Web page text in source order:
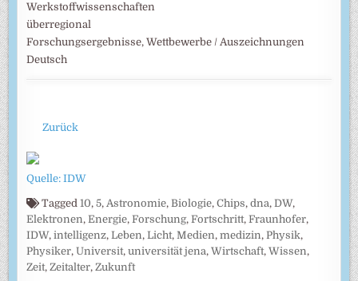
Werkstoffwissenschaften
überregional
Forschungsergebnisse, Wettbewerbe / Auszeichnungen
Deutsch
Zurück
Quelle: IDW
Tagged10,5,Astronomie,Biologie,Chips,dna,DW,
Elektronen,Energie,Forschung,Fortschritt,Fraunhofer,
IDW,intelligenz,Leben,Licht,Medien,medizin,Physik,
Physiker,Universit,universität jena,Wirtschaft,Wissen,
Zeit,Zeitalter,Zukunft